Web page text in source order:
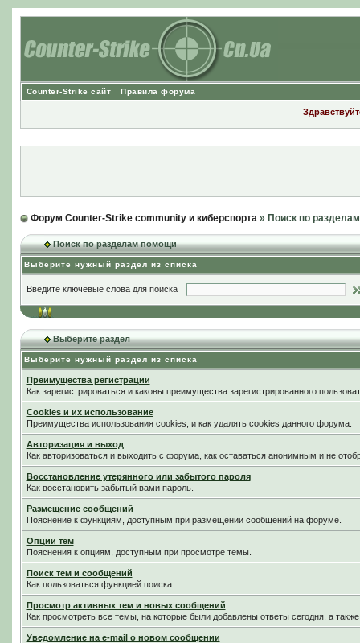
Counter-Strike сайт Правила форума
Форум Counter-Strike community и киберспорта» Поиск по
Поиск по разделам помощи
Выберите нужный раздел из списка
Введите ключевые слова для поиска
Выберите раздел
Выберите нужный раздел из списка
Преимущества регистрации
Как зарегистрироваться и каковы преимущества зарегистрированного
Cookies и их использование
Преимущества использования cookies, и как удалять cookies данного форума.
Авторизация и выход
Как авторизоваться и выходить с форума, как оставаться анонимным и не
Восстановление утерянного или забытого пароля
Как восстановить забытый вами пароль.
Размещение сообщений
Пояснение к функциям, доступным при размещении сообщений на форуме.
Опции тем
Пояснения к опциям, доступным при просмотре темы.
Поиск тем и сообщений
Как пользоваться функцией поиска.
Просмотр активных тем и новых сообщений
Как просмотреть все темы, на которые были добавлены ответы сегодня, а
Уведомление на е-mail о новом сообщении